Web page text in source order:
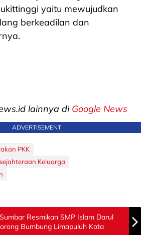
yaitu mewujudkan
berkeadilan dan
lainnya di Google News
ADVERTISEMENT
PKK
Keluarga
Resmikan SMP Islam Darul
Bumbung Limapuluh Kota